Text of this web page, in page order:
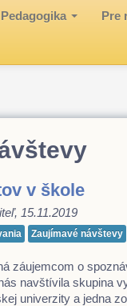
Pedagogika Pre
v škole
15.11.2019
Zaujímavé návštevy
záujemcom o
navštívila skupina
univerzity a jedna